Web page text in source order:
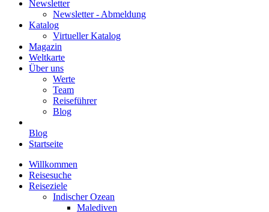
Newsletter
Newsletter - Abmeldung
Katalog
Virtueller Katalog
Magazin
Weltkarte
Über uns
Werte
Team
Reiseführer
Blog
Blog
Startseite
Willkommen
Reisesuche
Reiseziele
Indischer Ozean
Malediven